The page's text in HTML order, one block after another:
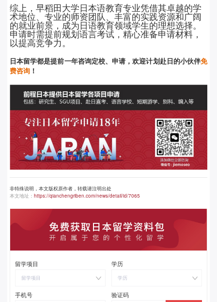
综上，早稻田大学日本语教育专业凭借其卓越的学
术地位、专业的师资团队、丰富的实践资源和广阔
的就业前景，成为日语教育领域学生的理想选择。
申请时需提前规划语言考试，精心准备申请材料，
以提高竞争力。
日本留学都是提前一年咨询定校、申请，欢迎计划赴日的小伙伴免
费咨询 ！
非特殊说明，本文版权原作者，转载请注明出处
本文地址： https://qianchengriben.com/news/detail/id/7065
留学项目
留学项目
学历
学历
手机号 验证码